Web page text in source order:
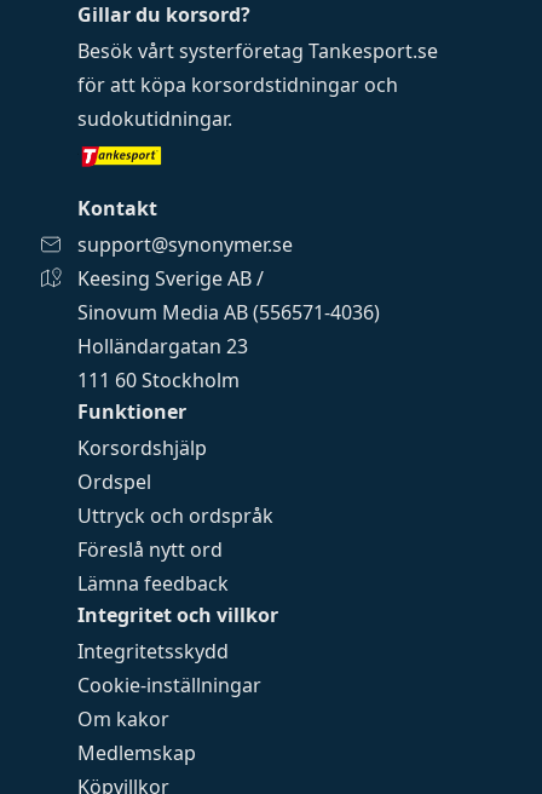
Funktioner
Korsordshjälp
Ordspel
Uttryck och ordspråk
Föreslå nytt ord
Lämna feedback
Integritet och villkor
Integritetsskydd
Cookie-inställningar
Om kakor
Medlemskap
Köpvillkor
Gillar du korsord?
Besök vårt systerföretag Tankesport.se
för att köpa korsordstidningar och
sudokutidningar.
Kontakt
support@synonymer.se
Keesing Sverige AB /
Sinovum Media AB (556571-4036)
Holländargatan 23
111 60 Stockholm